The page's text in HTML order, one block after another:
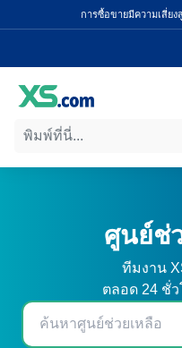
การซื้อขายมีความเสี่ย
ศูนย์ช่
ทีมงาน
ตลอด 24 ชั่